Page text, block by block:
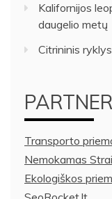
Kalifornijos
daugelio metų
Citrininis
Transporto
Nemokamas
Ekologiškos